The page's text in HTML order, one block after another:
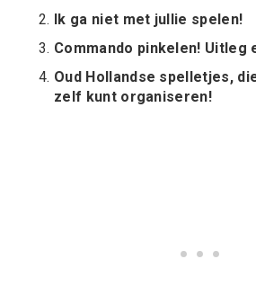
Ik ga niet met jullie spelen!
Commando pinkelen! Uitleg
Oud Hollandse spelletjes,
zelf kunt organiseren!